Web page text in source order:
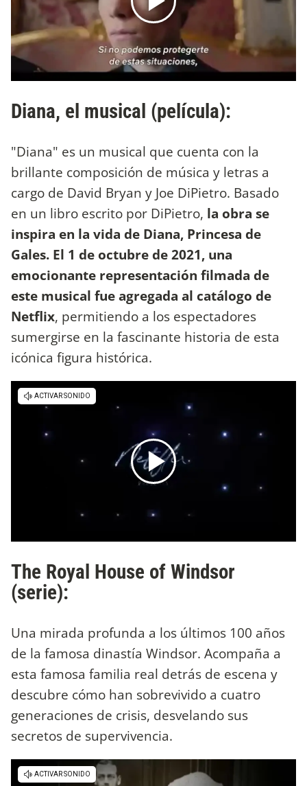
Diana, el musical (película):
"Diana" es un musical que cuenta con la
brillante composición de música y letras a
cargo de David Bryan y Joe DiPietro. Basado
en un libro escrito por DiPietro, la obra se
inspira en la vida de Diana, Princesa de
Gales. El 1 de octubre de 2021, una
emocionante representación filmada de
este musical fue agregada al catálogo de
Netflix, permitiendo a los espectadores
sumergirse en la fascinante historia de esta
icónica figura histórica.
The Royal House of Windsor
(serie):
Una mirada profunda a los últimos 100 años
de la famosa dinastía Windsor. Acompaña a
esta famosa familia real detrás de escena y
descubre cómo han sobrevivido a cuatro
generaciones de crisis, desvelando sus
secretos de supervivencia.